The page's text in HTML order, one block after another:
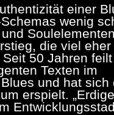
einer
wenig
Soulelementen
die viel eher
50 Jahren
Texten im
und hat sich
erspielt. „Erdige